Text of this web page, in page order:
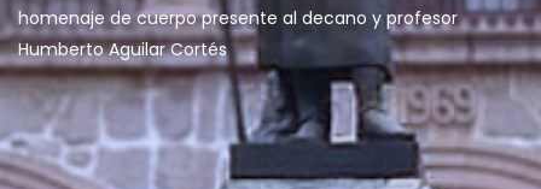
homenaje de cuerpo presente al decano y profesor
Humberto Aguilar Cortés